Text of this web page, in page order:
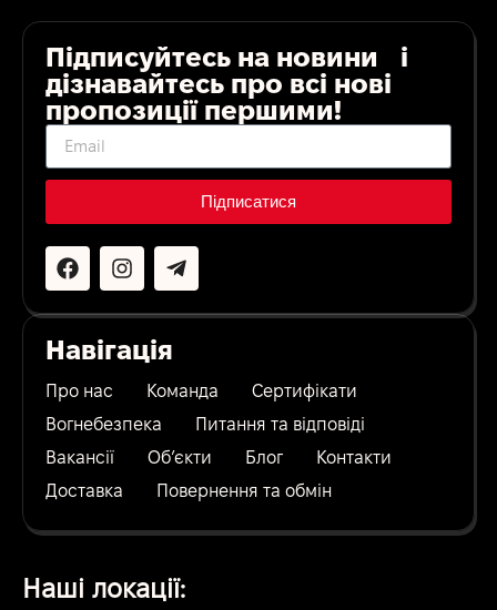
Підписуйтесь на новини і
дізнавайтесь про всі нові
пропозиції першими!
Підписатися
Навігація
Про нас Команда
Сертифікати
Вогнебезпека
Питання та відповіді
Вакансії
Об’єкти Блог
Контакти
Доставка
Повернення та обмін
Наші локації: